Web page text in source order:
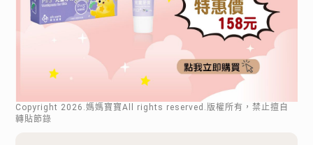
Copyright 2026 .媽媽寶寶All rights reserved.版權所有，禁止擅自
轉貼節錄